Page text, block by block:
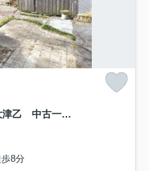
「広々庭＆駐車多数可」高知市大津乙 中古一戸建て
8分